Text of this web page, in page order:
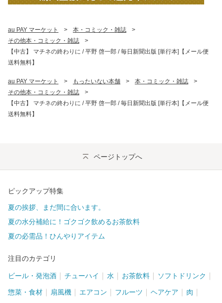
au PAY マーケット > 本・コミック・雑誌
>
その他本・コミック・雑誌
>
【中古】 マチネの終わりに / 平野 啓一郎 / 毎日新聞出版 [単行本]【メール便
送料無料】
au PAY マーケット > もったいない本舗 > 本・コミック・雑誌
>
その他本・コミック・雑誌
>
【中古】 マチネの終わりに / 平野 啓一郎 / 毎日新聞出版 [単行本]【メール便
送料無料】
ページトップへ
ピックアップ特集
夏の挨拶、まだ間に合います。
夏の水分補給に！ゴクゴク飲めるお茶飲料
夏の必需品！ひんやりアイテム
注目のカテゴリ
ビール・発泡酒 チューハイ 水 お茶飲料 ソフトドリンク
惣菜・食材 扇風機 エアコン フルーツ ヘアケア 肉